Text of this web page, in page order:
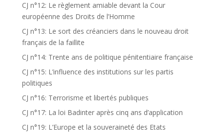
CJ n°12: Le règlement amiable devant la Cour
européenne des Droits de l’Homme
CJ n°13: Le sort des créanciers dans le nouveau droit
français de la faillite
CJ n°14: Trente ans de politique pénitentiaire française
CJ n°15: L’influence des institutions sur les partis
politiques
CJ n°16: Terrorisme et libertés publiques
CJ n°17: La loi Badinter après cinq ans d’application
CJ n°19: L’Europe et la souveraineté des Etats